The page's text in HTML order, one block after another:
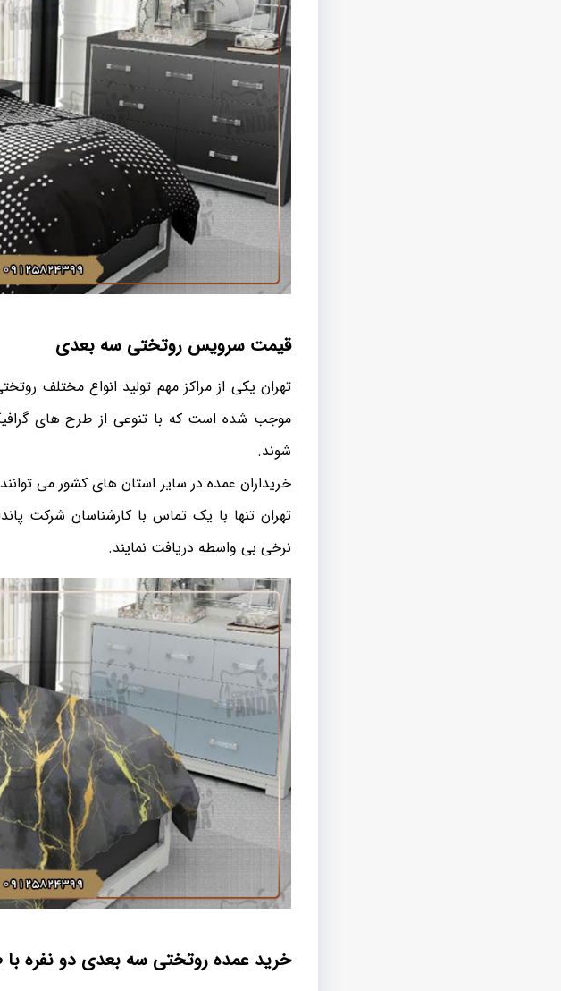
قیمت سرویس روتختی سه بعدی
تهران یکی از مراکز مهم تولید انواع مختلف
موجب شده است که با تنوعی از طرح های
شوند.
خریداران عمده در سایر استان های کشور می
تهران تنها با یک تماس با کارشناسان شرکت
نرخی بی واسطه دریافت نمایند.
خرید عمده روتختی سه بعدی دو نفره